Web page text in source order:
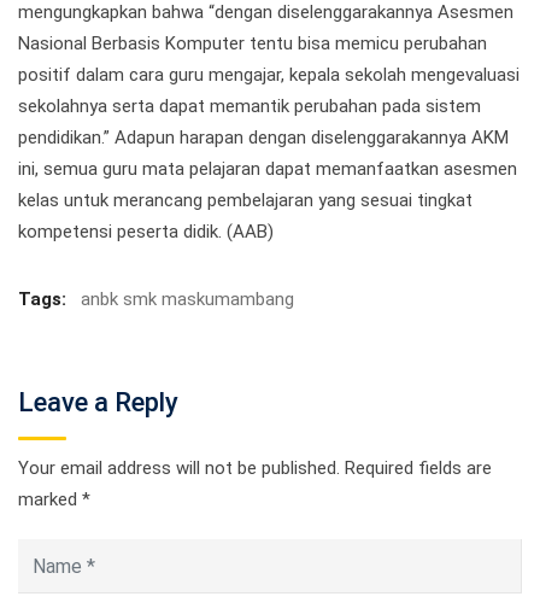
mengungkapkan bahwa “dengan diselenggarakannya Asesmen
Nasional Berbasis Komputer tentu bisa memicu perubahan
positif dalam cara guru mengajar, kepala sekolah mengevaluasi
sekolahnya serta dapat memantik perubahan pada sistem
pendidikan.” Adapun harapan dengan diselenggarakannya AKM
ini, semua guru mata pelajaran dapat memanfaatkan asesmen
kelas untuk merancang pembelajaran yang sesuai tingkat
kompetensi peserta didik. (AAB)
Tags: anbk smk maskumambang
Leave a Reply
Your email address will not be published. Required fields are
marked *